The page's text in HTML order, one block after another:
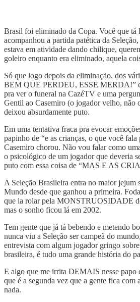
Brasil foi eliminado da Copa. Você que tá
acompanhou a partida patética da
estava em atividade dando chilique,
goleiro enquanto era eliminado, aquela
Só que logo depois da eliminação, dos
BEM QUE PERDEU, ESSE MERDA!”
pra ver o funeral na CazéTV e uma
Gentil ao Casemiro (o jogador velho, não
deixou absurdamente puto.
Em uma tentativa fraca pra evocar
papinho de “e as crianças, o que você fala
Casemiro chorou. Não vou falar como
o psicológico de um jogador que deveria
puto com essa coisa de “MAS E AS
A Seleção Brasileira entra no maior jejum
Mundo desde que ganhou a primeira.
que ia rolar pela MONSTRUOSIDADE
mas o sonho ficou lá em 2002.
Tem gente que já tá bebendo e metendo
nunca viu a Seleção ser campeã do
entrevista com algum jogador gringo
brasileira, é tudo uma grande história do
E algo que me irrita DEMAIS nesse papo
que é a segunda vez que a gente fica com
nada.